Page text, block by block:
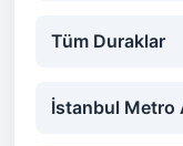
Tüm Duraklar
İstanbul Metro